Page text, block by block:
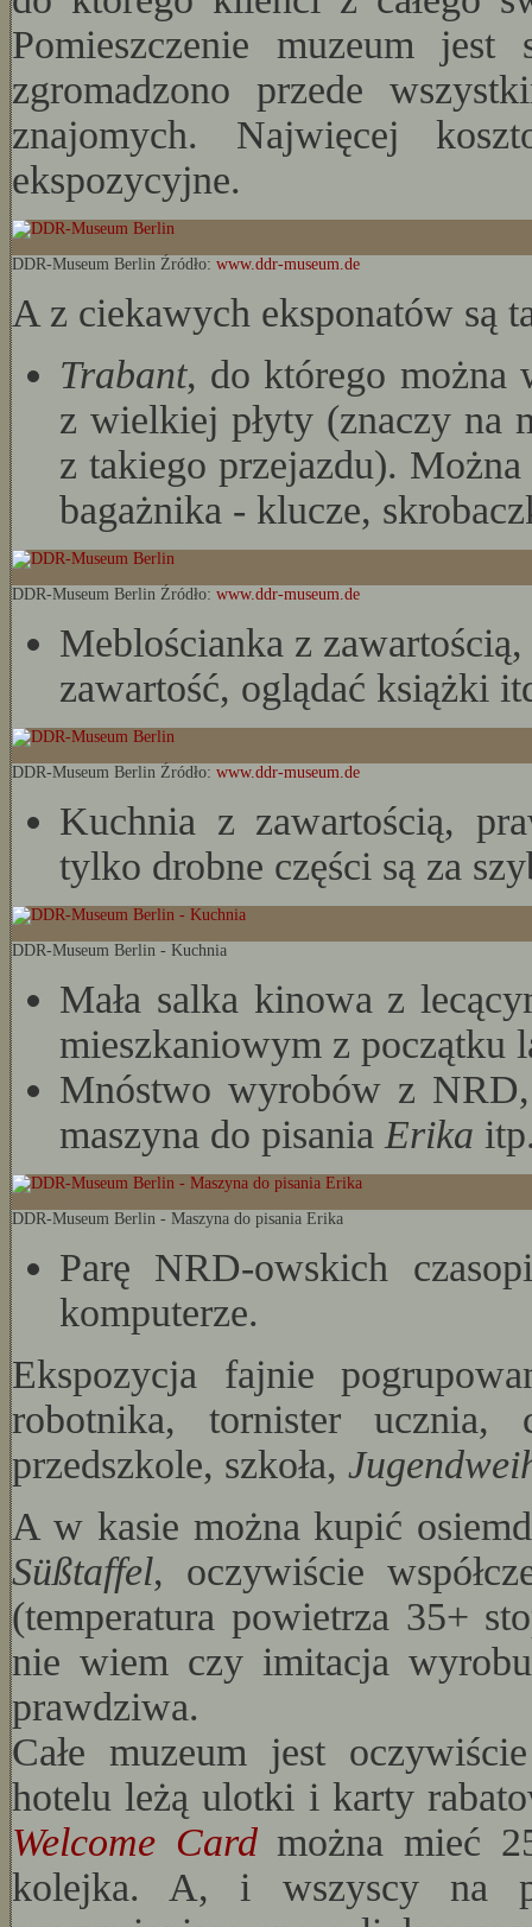
Pomieszczenie muzeum
zgromadzono przede
znajomych. Najwięcej
ekspozycyjne.
DDR-Museum Berlin Źródło: www.ddr-museum.de
A z ciekawych eksponatów są
Trabant, do którego można
z wielkiej płyty (znaczy na
z takiego przejazdu).
bagażnika - klucze,
DDR-Museum Berlin Źródło: www.ddr-museum.de
Meblościanka z
zawartość, oglądać książki
DDR-Museum Berlin Źródło: www.ddr-museum.de
Kuchnia z zawartością,
tylko drobne części są za
DDR-Museum Berlin - Kuchnia
Mała salka kinowa z
mieszkaniowym z początku
Mnóstwo wyrobów z
maszyna do pisania Erika
DDR-Museum Berlin - Maszyna do pisania Erika
Parę NRD-owskich
komputerze.
Ekspozycja fajnie
robotnika, tornister ucznia,
przedszkole, szkoła,
A w kasie można kupić
Süßtaffel, oczywiście
(temperatura powietrza 35+
nie wiem czy imitacja
prawdziwa.
Całe muzeum jest
hotelu leżą ulotki i karty
Welcome Cardmożna mieć
kolejka. A, i wszyscy na